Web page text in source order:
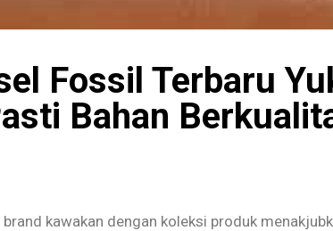
Fossil Terbaru
Bahan
kawakan dengan koleksi produk